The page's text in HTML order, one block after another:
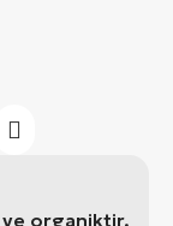
ve organiktir.